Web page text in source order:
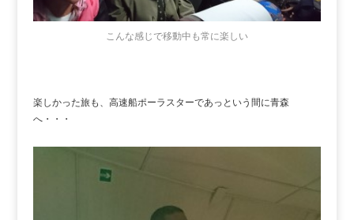
こんな感じで移動中も常に楽しい
楽しかった旅も、高速船ポーラスターであっという間に青森
へ・・・